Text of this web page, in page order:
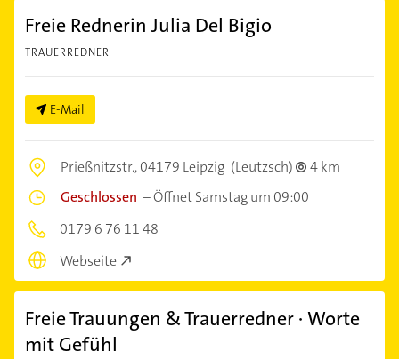
Freie Rednerin Julia Del Bigio
TRAUERREDNER
E-Mail
Prießnitzstr.,04179 Leipzig (Leutzsch)
4 km
Geschlossen –Öffnet Samstag um 09:00
0179 6 76 11 48
Webseite
Freie Trauungen & Trauerredner · Worte
mit Gefühl